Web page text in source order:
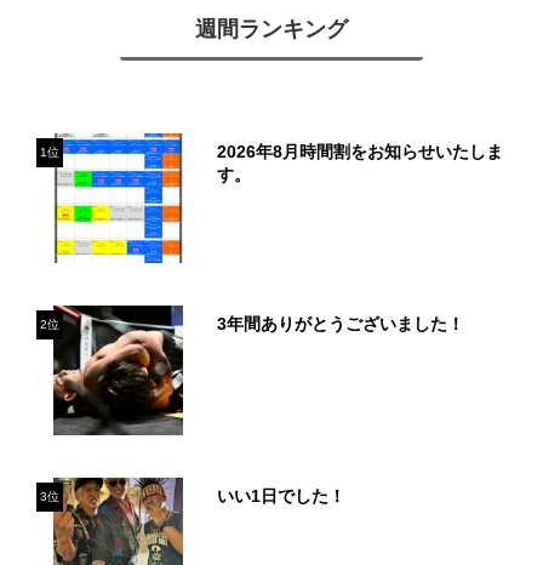
週間ランキング
1位
2026年8月時間割をお知らせいたしま
す。
2位 3年間ありがとうございました！
3位 いい1日でした！